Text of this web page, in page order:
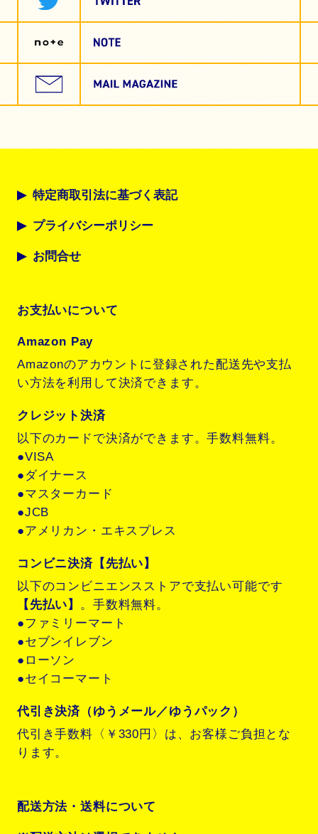
特定商取引法に基づく表記
プライバシーポリシー
お問合せ
お支払いについて
Amazon Pay
Amazonのアカウントに登録された配送先や支払
い方法を利用して決済できます。
クレジット決済
以下のカードで決済ができます。手数料無料。
●VISA
●ダイナース
●マスターカード
●JCB
●アメリカン・エキスプレス
コンビニ決済【先払い】
以下のコンビニエンスストアで支払い可能です
【先払い】 。手数料無料。
●ファミリーマート
●セブンイレブン
●ローソン
●セイコーマート
代引き決済（ゆうメール／ゆうパック）
代引き手数料〈￥330円〉は、お客様ご負担とな
ります。
配送方法・送料について